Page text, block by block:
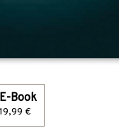
E-Book
19,99 €